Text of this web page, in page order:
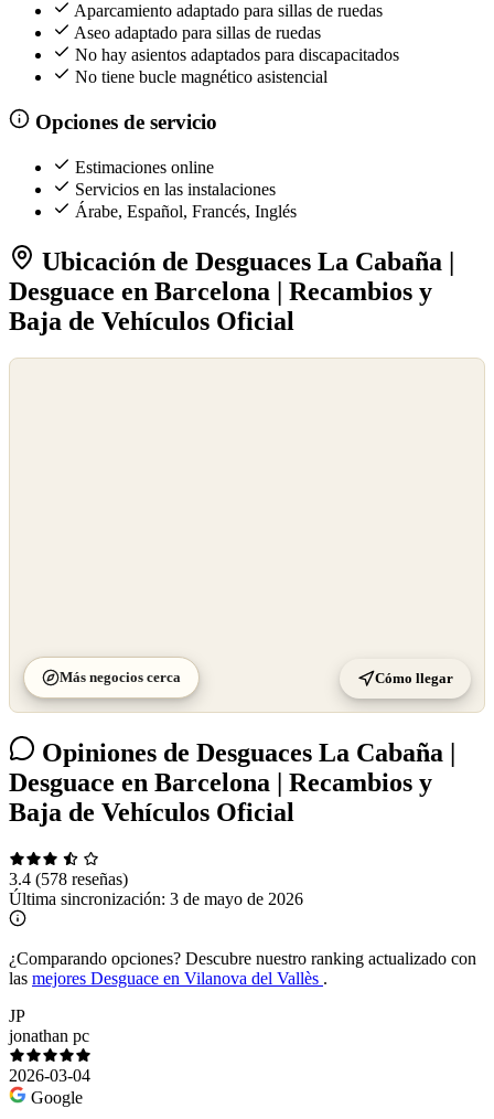
Aparcamiento adaptado para sillas de ruedas
Aseo adaptado para sillas de ruedas
No hay asientos adaptados para discapacitados
No tiene bucle magnético asistencial
Opciones de servicio
Estimaciones online
Servicios en las instalaciones
Árabe, Español, Francés, Inglés
Ubicación de Desguaces La Cabaña |
Desguace en Barcelona | Recambios y
Baja de Vehículos Oficial
Más negocios cerca Cómo llegar
Opiniones de Desguaces La Cabaña |
Desguace en Barcelona | Recambios y
Baja de Vehículos Oficial
3.4 (578 reseñas)
Última sincronización: 3 de mayo de 2026
¿Comparando opciones? Descubre nuestro ranking actualizado con
las mejores Desguace en Vilanova del Vallès .
JP
jonathan pc
2026-03-04
Google